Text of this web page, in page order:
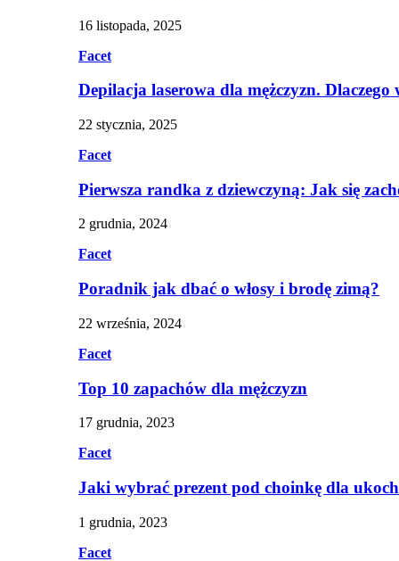
16 listopada, 2025
Facet
Depilacja laserowa dla mężczyzn. Dlaczego
22 stycznia, 2025
Facet
Pierwsza randka z dziewczyną: Jak się
2 grudnia, 2024
Facet
Poradnik jak dbać o włosy i brodę zimą?
22 września, 2024
Facet
Top 10 zapachów dla mężczyzn
17 grudnia, 2023
Facet
Jaki wybrać prezent pod choinkę dla
1 grudnia, 2023
Facet